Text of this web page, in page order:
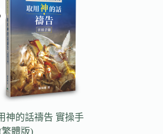
神的話禱告 實操手
繁體版)